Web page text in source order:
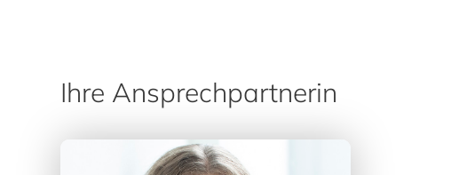
Ihre Ansprechpartnerin